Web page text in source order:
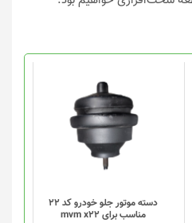
دسته موتور جلو خودرو کد 22
مناسب برای mvm x22